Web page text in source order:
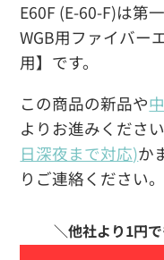
E60F (E-60-F)は第
WGB用ファイバー
用】です。
この商品の新品や
よりお進みくださ
日深夜まで対応)か
りご連絡ください。